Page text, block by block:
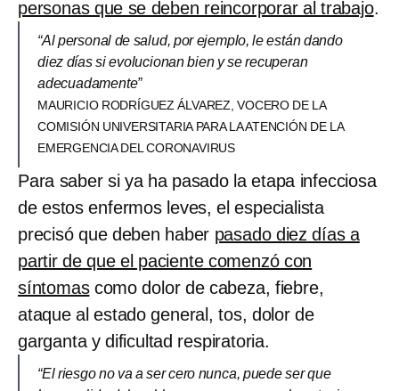
personas que se deben reincorporar al trabajo.
“Al personal de salud, por ejemplo, le están dando
diez días si evolucionan bien y se recuperan
adecuadamente”
MAURICIO RODRÍGUEZ ÁLVAREZ, VOCERO DE LA
COMISIÓN UNIVERSITARIA PARA LA ATENCIÓN DE LA
EMERGENCIA DEL CORONAVIRUS
Para saber si ya ha pasado la etapa infecciosa
de estos enfermos leves, el especialista
precisó que deben haber pasado diez días a
partir de que el paciente comenzó con
síntomascomo dolor de cabeza, fiebre,
ataque al estado general, tos, dolor de
garganta y dificultad respiratoria.
“El riesgo no va a ser cero nunca, puede ser que